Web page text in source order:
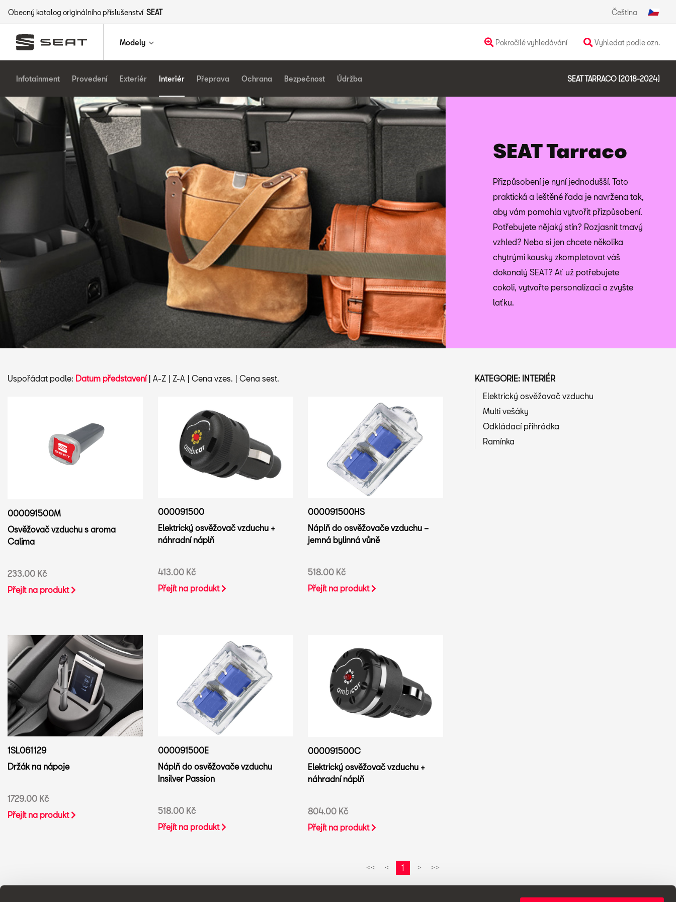
Obecný katalog originálního příslušenství SEAT Čeština
Modely Pokročilé vyhledávání Vyhledat podle ozn.
Infotainment Provedení Exteriér Interiér Přeprava Ochrana Bezpečnost Údržba SEAT TARRACO (2018-2024)
SEAT Tarraco
Přizpůsobení je nyní jednodušší. Tato
praktická a leštěné řada je navržena tak,
aby vám pomohla vytvořit přizpůsobení.
Potřebujete nějaký stín? Rozjasnit tmavý
vzhled? Nebo si jen chcete několika
chytrými kousky zkompletovat váš
dokonalý SEAT? Ať už potřebujete
cokoli, vytvořte personalizaci a zvyšte
laťku.
Uspořádat podle: Datum představení| A-Z | Z-A | Cena vzes. | Cena sest.
000091500M
Osvěžovač vzduchu s aroma
Calima
233.00 Kč
Přejít na produkt
000091500
Elektrický osvěžovač vzduchu +
náhradní náplň
413.00 Kč
Přejít na produkt
000091500HS
Náplň do osvěžovače vzduchu –
jemná bylinná vůně
518.00 Kč
Přejít na produkt
1SL061129
Držák na nápoje
1729.00 Kč
Přejít na produkt
000091500E
Náplň do osvěžovače vzduchu
Insilver Passion
518.00 Kč
Přejít na produkt
000091500C
Elektrický osvěžovač vzduchu +
náhradní náplň
804.00 Kč
Přejít na produkt
<< < 1 > >>
KATEGORIE: INTERIÉR
Elektrický osvěžovač vzduchu
Multi vešáky
Odkládací přihrádka
Ramínka